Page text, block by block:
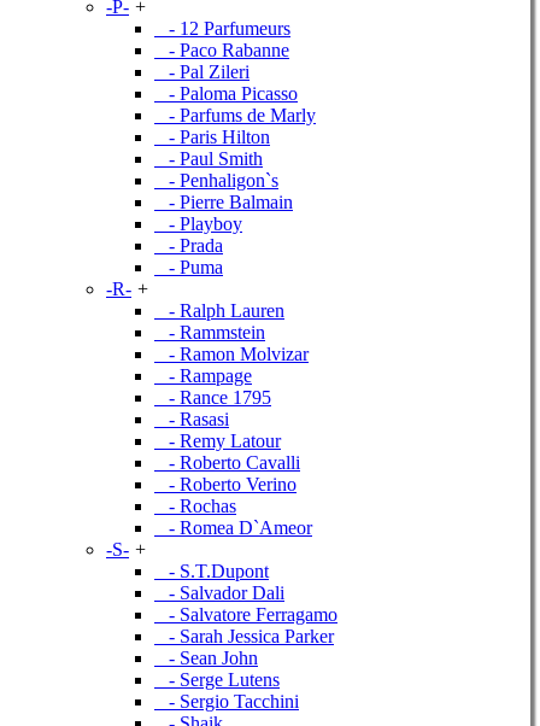
-P- +
- 12 Parfumeurs
- Paco Rabanne
- Pal Zileri
- Paloma Picasso
- Parfums de Marly
- Paris Hilton
- Paul Smith
- Penhaligon`s
- Pierre Balmain
- Playboy
- Prada
- Puma
-R- +
- Ralph Lauren
- Rammstein
- Ramon Molvizar
- Rampage
- Rance 1795
- Rasasi
- Remy Latour
- Roberto Cavalli
- Roberto Verino
- Rochas
- Romea D`Ameor
-S- +
- S.T.Dupont
- Salvador Dali
- Salvatore Ferragamo
- Sarah Jessica Parker
- Sean John
- Serge Lutens
- Sergio Tacchini